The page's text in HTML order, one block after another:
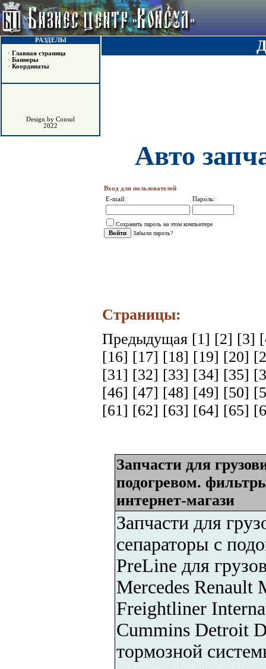
РАЗДЕЛЫ
• Главная страница
• Баннеры
• Координаты
Design by Consul
2022
Авто
Вход для пользователей
E-mail:
Пароль:
Сохранить пароль на этом компьютере
Забыли пароль?
Страницы:
Предыдущая [1] [2] [3]
[16] [17] [18] [19] [20]
[31] [32] [33] [34] [35]
[46] [47] [48] [49] [50]
[61] [62] [63] [64] [65]
Запчасти для
подогревом.
интернет-магази
Запчасти для
сепараторы с
PreLine для
Mercedes Renault
Freightliner
Cummins Detroit
тормозной